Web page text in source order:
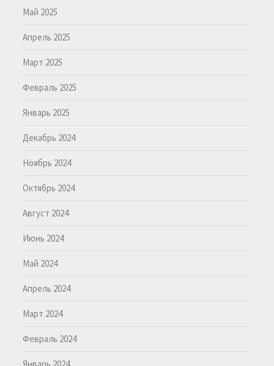
Май 2025
Апрель 2025
Март 2025
Февраль 2025
Январь 2025
Декабрь 2024
Ноябрь 2024
Октябрь 2024
Август 2024
Июнь 2024
Май 2024
Апрель 2024
Март 2024
Февраль 2024
Январь 2024